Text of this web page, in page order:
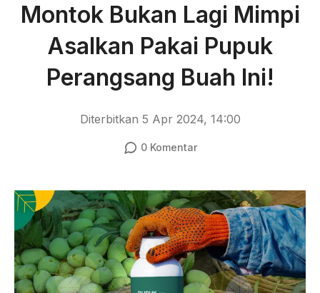
Montok Bukan Lagi Mimpi
Asalkan Pakai Pupuk
Perangsang Buah Ini!
Diterbitkan 5 Apr 2024, 14:00
0Komentar